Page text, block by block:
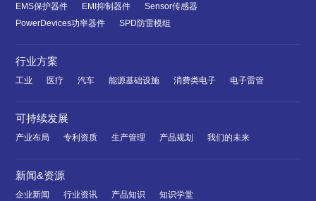
EMS保护器件 EMI抑制器件
Sensor传感器
PowerDevices功率器件
SPD防雷模组
行业方案
工业 医疗 汽车 能源基础设施 消费类电子 电子雷管
可持续发展
产业布局 专利资质 生产管理 产品规划 我们的未来
新闻&资源
企业新闻 行业资讯 产品知识 知识学堂